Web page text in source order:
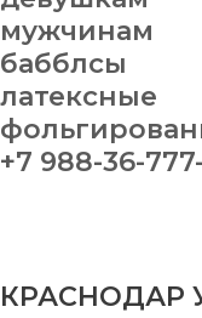
мужчинам
бабблсы
латексные
+7 988-36-
КРАСНОДАР